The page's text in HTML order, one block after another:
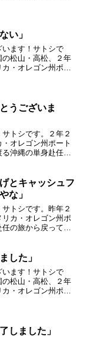
を主...
い」
ます！サトシで
松山・高松、２年
カ・オレゴン州ポー
９日より東...
うございま
トシです。２年２
オレゴン州ポート
沖縄の単身赴任の
３月９日より東京都
を主...
とキャッシュフ
な」
トシです。昨年２
カ・オレゴン州ポ
の旅から戻ってき
マン人生を卒業
井で不...
した」
ます！サトシで
松山・高松、２年
カ・オレゴン州ポー
９日より東...
しました」